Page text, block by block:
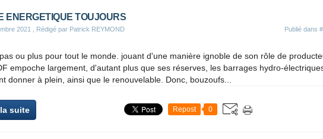
ENERGETIQUE TOUJOURS
2021 , Rédigé par Patrick REYMOND Publié dans
ou plus pour tout le monde. jouant d'une manière ignoble de son rôle de
empoche largement, d'autant plus que ses réserves, les barrages hydro-
donner à plein, ainsi que le renouvelable. Donc, bouzoufs...
suite Repost 0